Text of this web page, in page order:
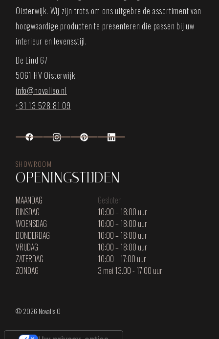
Oisterwijk. Wij zijn trots om ons uitgebreide assortiment van
hoogwaardige producten te presenteren die passen bij uw
interieur en levensstijl.
De Lind 67
5061 HV Oisterwijk
info@novaliso.nl
+31 13 528 81 09
SHOWROOM
OPENINGSTIJDEN
MAANDAG
Gesloten
DINSDAG
10:00 – 18:00 uur
WOENSDAG
10:00 – 18:00 uur
DONDERDAG
10:00 – 18:00 uur
VRIJDAG
10:00 – 18:00 uur
ZATERDAG
10:00 – 17:00 uur
ZONDAG
3 mei 13.00 - 17.00 uur
© 2026 Novalis.O